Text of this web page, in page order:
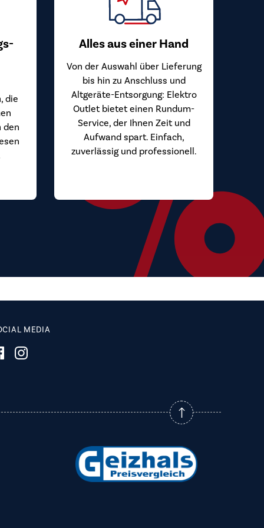
die
den
Alles aus einer Hand
Von der Auswahl über Lieferung
bis hin zu Anschluss und
Altgeräte-Entsorgung: Elektro
Outlet bietet einen Rundum-
Service, der Ihnen Zeit und
Aufwand spart. Einfach,
zuverlässig und professionell.
MEDIA